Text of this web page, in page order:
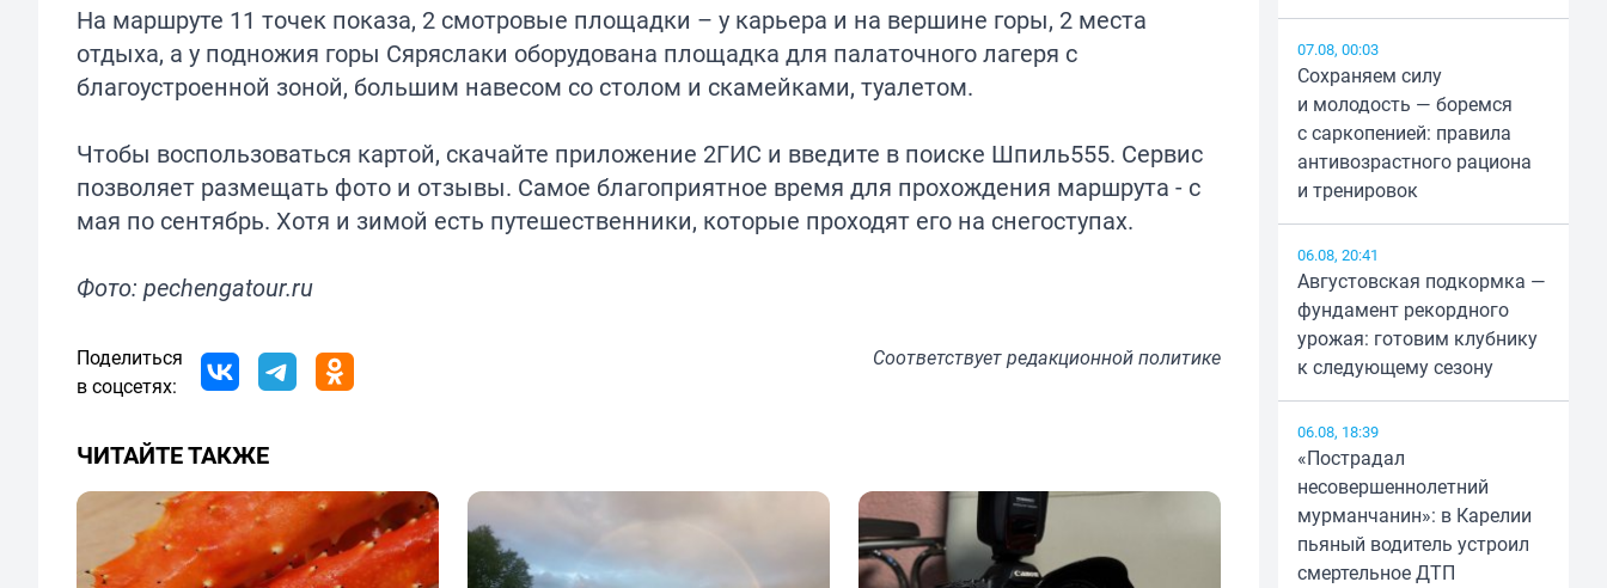
На маршруте 11 точек показа, 2 смотровые площадки – у карьера и на вершине горы, 2 места
отдыха, а у подножия горы Сяряслаки оборудована площадка для палаточного лагеря с
благоустроенной зоной, большим навесом со столом и скамейками, туалетом.
Чтобы воспользоваться картой, скачайте приложение 2ГИС и введите в поиске Шпиль555. Сервис
позволяет размещать фото и отзывы. Самое благоприятное время для прохождения маршрута - с
мая по сентябрь. Хотя и зимой есть путешественники, которые проходят его на снегоступах.
Фото: pechengatour.ru
Поделиться
в соцсетях:
Соответствуетредакционной политике
ЧИТАЙТЕ ТАКЖЕ
07.08, 00:03
Сохраняем силу
и молодость — боремся
с саркопенией: правила
антивозрастного рациона
и тренировок
06.08, 20:41
Августовская подкормка —
фундамент рекордного
урожая: готовим клубнику
к следующему сезону
06.08, 18:39
«Пострадал
несовершеннолетний
мурманчанин»: в Карелии
пьяный водитель устроил
смертельное ДТП